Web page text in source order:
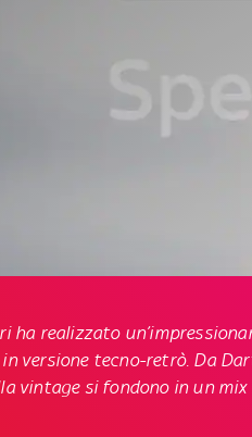
ha realizzato
in versione tecno-retrò. Da
vintage si fondono in un mix